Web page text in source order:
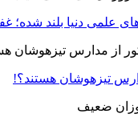
علمی دنیا بلند شده؛
تیزهوشان هستند؟!